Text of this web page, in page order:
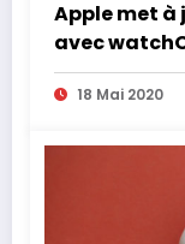
Apple met à
avec
18 Mai 2020